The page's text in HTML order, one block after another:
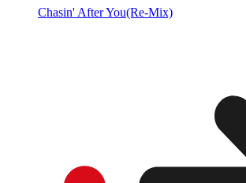
Chasin' After You(Re-Mix)